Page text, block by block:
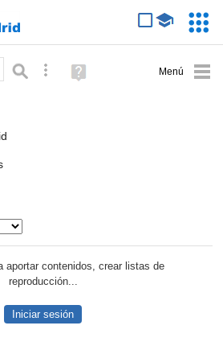
Búsqueda avanzada
Ayuda
(en
aportar contenidos, crear listas de
reproducción...
Iniciar sesión